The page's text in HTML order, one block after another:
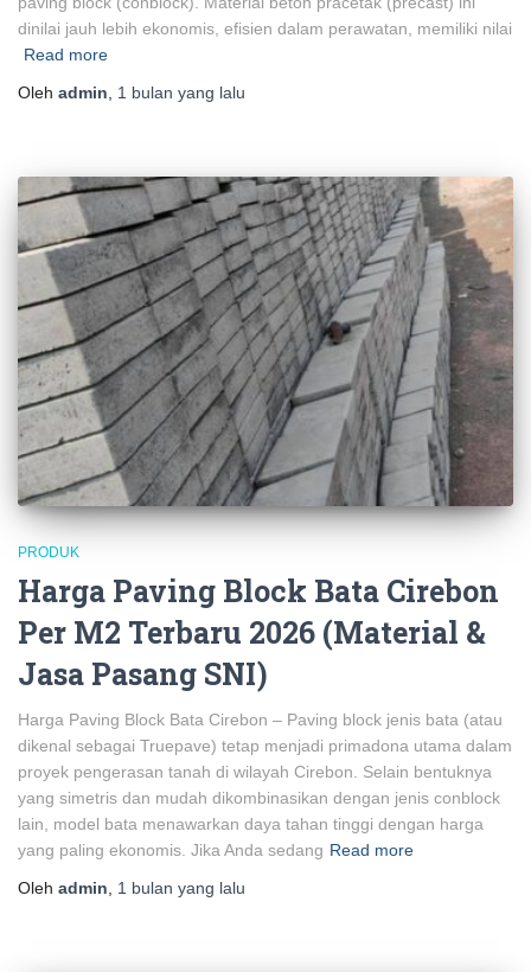
dinilai jauh lebih ekonomis, efisien dalam perawatan, memiliki nilai
Read more
Oleh admin 1 bulan yang lalu
PRODUK
Harga Paving Block Bata Cirebon
Per M2 Terbaru 2026 (Material &
Jasa Pasang SNI)
Harga Paving Block Bata Cirebon – Paving block jenis bata (atau
dikenal sebagai Truepave) tetap menjadi primadona utama dalam
proyek pengerasan tanah di wilayah Cirebon. Selain bentuknya
yang simetris dan mudah dikombinasikan dengan jenis conblock
lain, model bata menawarkan daya tahan tinggi dengan harga
yang paling ekonomis. Jika Anda sedang Read more
Oleh admin, 1 bulan yang lalu